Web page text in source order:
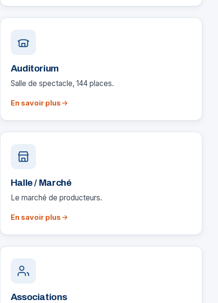
Auditorium
Salle de spectacle, 144 places.
En savoir plus
Halle / Marché
Le marché de producteurs.
En savoir plus
Associations